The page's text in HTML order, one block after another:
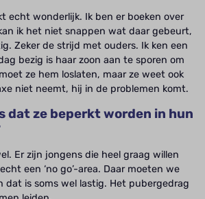
echt wonderlijk. Ik ben er boeken over
ik het niet snappen wat daar gebeurt,
Zeker de strijd met ouders. Ik ken een
bezig is haar zoon aan te sporen om
ze hem loslaten, maar ze weet ook
niet neemt, hij in de problemen komt.
dat ze beperkt worden in hun
Er zijn jongens die heel graag willen
een ‘no go’-area. Daar moeten we
dat is soms wel lastig. Het pubergedrag